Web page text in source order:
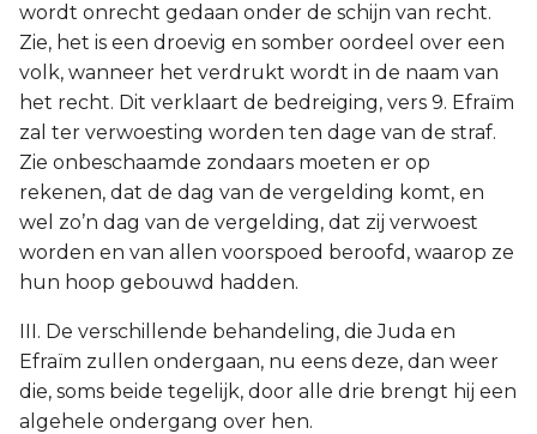
wordt onrecht gedaan onder de schijn van recht.
Zie, het is een droevig en somber oordeel over een
volk, wanneer het verdrukt wordt in de naam van
het recht. Dit verklaart de bedreiging, vers 9. Efraïm
zal ter verwoesting worden ten dage van de straf.
Zie onbeschaamde zondaars moeten er op
rekenen, dat de dag van de vergelding komt, en
wel zo’n dag van de vergelding, dat zij verwoest
worden en van allen voorspoed beroofd, waarop ze
hun hoop gebouwd hadden.
III. De verschillende behandeling, die Juda en
Efraïm zullen ondergaan, nu eens deze, dan weer
die, soms beide tegelijk, door alle drie brengt hij een
algehele ondergang over hen.